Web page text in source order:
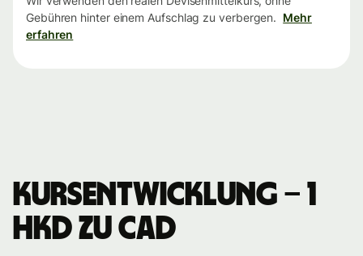
Gebühren hinter einem Aufschlag zu verbergen. Mehr
erfahren
Kursentwicklung – 1
HKD zu CAD